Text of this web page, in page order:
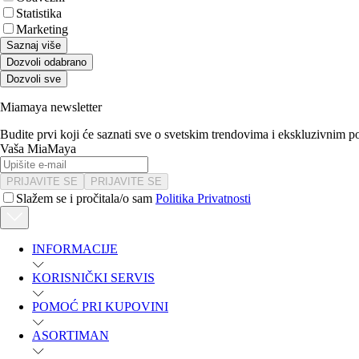
Statistika
Marketing
Saznaj više
Dozvoli odabrano
Dozvoli sve
Miamaya newsletter
Budite prvi koji će saznati sve o svetskim trendovima i ekskluzivnim
Vaša MiaMaya
PRIJAVITE SE PRIJAVITE SE
Slažem se i pročitala/o sam Politika Privatnosti
INFORMACIJE
KORISNIČKI SERVIS
POMOĆ PRI KUPOVINI
ASORTIMAN